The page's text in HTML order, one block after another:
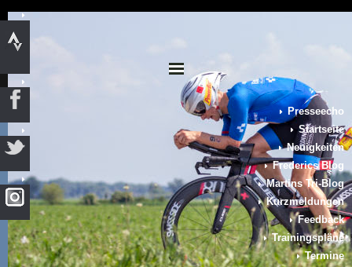
Presseecho
Startseite
Neuigkeiten
Frederics Blog
Martins Tri-Blog
Kurzmeldungen
Feedback
Trainingspläne
Termine